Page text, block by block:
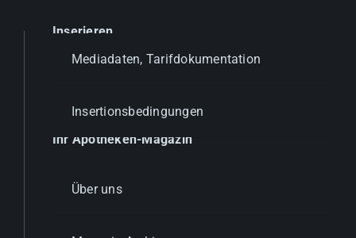
Inserieren
Mediadaten, Tarifdokumentation
Insertionsbedingungen
Ihr Apotheken-Magazin
Über uns